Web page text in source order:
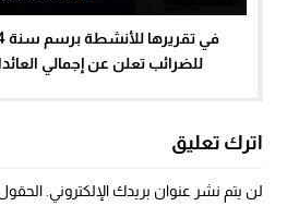
للضرائب تعلن عن إجمالي
اترك تعليق
لن يتم نشر عنوان بريدك الإلكتروني.